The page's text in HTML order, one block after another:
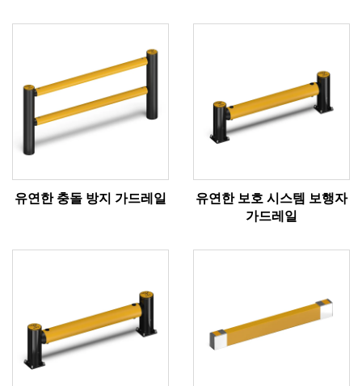
유연한 충돌 방지 가드레일
유연한 보호 시스템 보행자
가드레일